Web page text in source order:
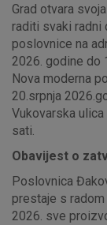
Grad otvara
raditi svaki radni
poslovnice na
2026. godine do
Nova moderna
20.srpnja
Vukovarska
sati.
Obavijest o
Poslovnica
prestaje s radom
2026. sve